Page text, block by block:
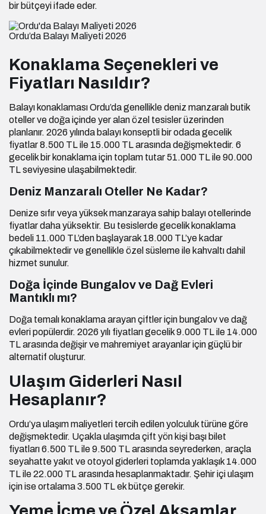
bir bütçeyi ifade eder.
Ordu’da Balayı Maliyeti 2026
Konaklama Seçenekleri ve
Fiyatları Nasıldır?
Balayı konaklaması Ordu’da genellikle deniz manzaralı butik
oteller ve doğa içinde yer alan özel tesisler üzerinden
planlanır. 2026 yılında balayı konseptli bir odada gecelik
fiyatlar 8.500 TL ile 15.000 TL arasında değişmektedir. 6
gecelik bir konaklama için toplam tutar 51.000 TL ile 90.000
TL seviyesine ulaşabilmektedir.
Deniz Manzaralı Oteller Ne Kadar?
Denize sıfır veya yüksek manzaraya sahip balayı otellerinde
fiyatlar daha yüksektir. Bu tesislerde gecelik konaklama
bedeli 11.000 TL’den başlayarak 18.000 TL’ye kadar
çıkabilmektedir ve genellikle özel süsleme ile kahvaltı dahil
hizmet sunulur.
Doğa İçinde Bungalov ve Dağ Evleri
Mantıklı mı?
Doğa temalı konaklama arayan çiftler için bungalov ve dağ
evleri popülerdir. 2026 yılı fiyatları gecelik 9.000 TL ile 14.000
TL arasında değişir ve mahremiyet arayanlar için güçlü bir
alternatif oluşturur.
Ulaşım Giderleri Nasıl
Hesaplanır?
Ordu’ya ulaşım maliyetleri tercih edilen yolculuk türüne göre
değişmektedir. Uçakla ulaşımda çift yön kişi başı bilet
fiyatları 6.500 TL ile 9.500 TL arasında seyrederken, araçla
seyahatte yakıt ve otoyol giderleri toplamda yaklaşık 14.000
TL ile 22.000 TL arasında hesaplanmaktadır. Şehir içi ulaşım
için ise ortalama 3.500 TL ek bütçe gerekir.